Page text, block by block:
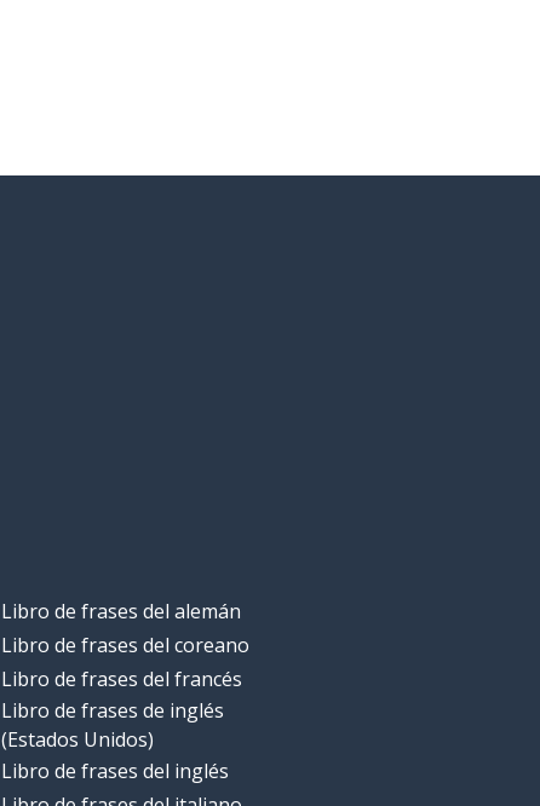
Libro de frases del alemán
Libro de frases del coreano
Libro de frases del francés
Libro de frases de inglés
(Estados Unidos)
Libro de frases del inglés